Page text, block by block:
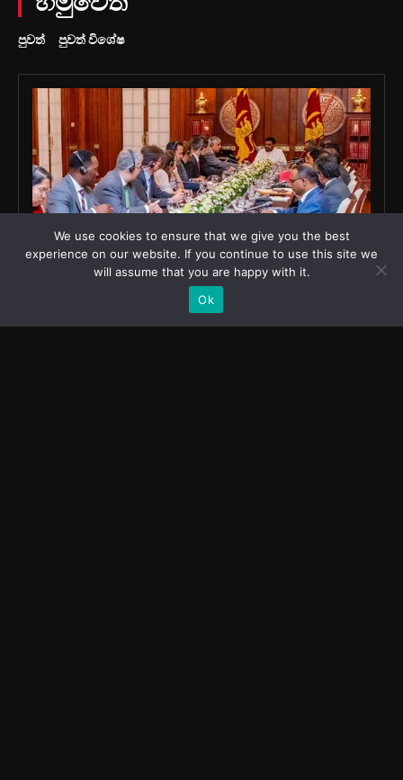
We use cookies to ensure that we give you the best
experience on our website. If you continue to use this site we
will assume that you are happy with it.
Ok